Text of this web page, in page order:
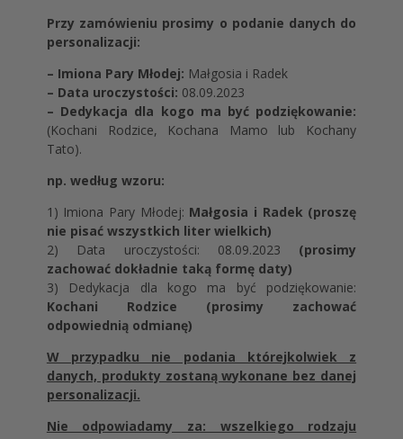
Przy zamówieniu prosimy o podanie danych do
personalizacji:
– Imiona Pary Młodej: Małgosia i Radek
– Data uroczystości: 08.09.2023
– Dedykacja dla kogo ma być podziękowanie:
(Kochani Rodzice, Kochana Mamo lub Kochany
Tato).
np. według wzoru:
1) Imiona Pary Młodej: Małgosia i Radek (proszę
nie pisać wszystkich liter wielkich)
2) Data uroczystości: 08.09.2023 (prosimy
zachować dokładnie taką formę daty)
3) Dedykacja dla kogo ma być podziękowanie:
Kochani Rodzice (prosimy zachować
odpowiednią odmianę)
W przypadku nie podania którejkolwiek z
danych, produkty zostaną wykonane bez danej
personalizacji.
Nie odpowiadamy za: wszelkiego rodzaju